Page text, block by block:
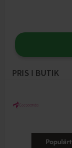
PRIS I BUTIK